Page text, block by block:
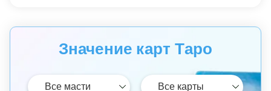
Значение карт Таро